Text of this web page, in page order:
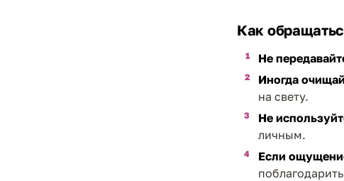
Как
Не
Иногда
на свету.
Не
личным.
Если